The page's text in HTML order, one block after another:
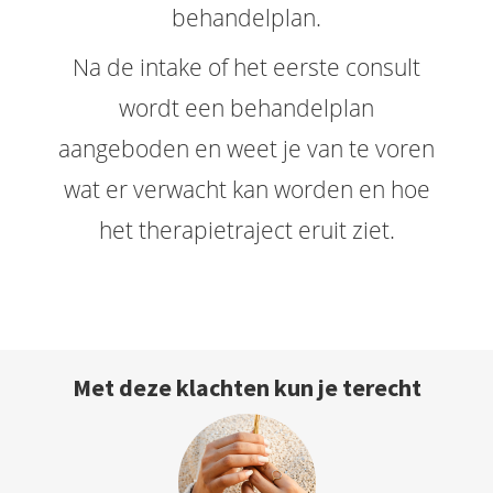
behandelplan.
Na de intake of het eerste consult
wordt een behandelplan
aangeboden en weet je van te voren
wat er verwacht kan worden en hoe
het therapietraject eruit ziet.
Met deze klachten kun je terecht